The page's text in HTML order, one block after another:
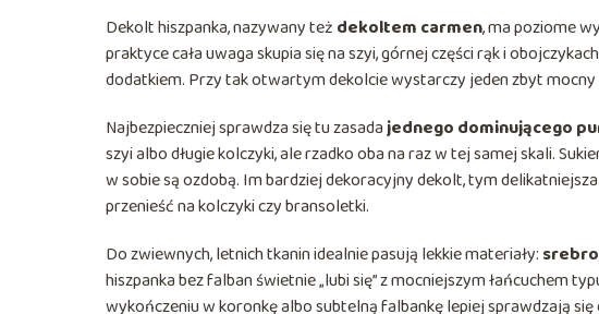
Dekolt hiszpanka, nazywany też dekoltem carmen, ma poziome
praktyce cała uwaga skupia się na szyi, górnej części rąk i
dodatkiem. Przy tak otwartym dekolcie wystarczy jeden zbyt
Najbezpieczniej sprawdza się tu zasadajednego dominującego
szyi albo długie kolczyki, ale rzadko oba na raz w tej samej skali.
w sobie są ozdobą. Im bardziej dekoracyjny dekolt, tym
przenieść na kolczyki czy bransoletki.
Do zwiewnych, letnich tkanin idealnie pasują lekkie materiały:
hiszpanka bez falban świetnie „lubi się” z mocniejszym łańcuchem
wykończeniu w koronkę albo subtelną falbankę lepiej sprawdzają się